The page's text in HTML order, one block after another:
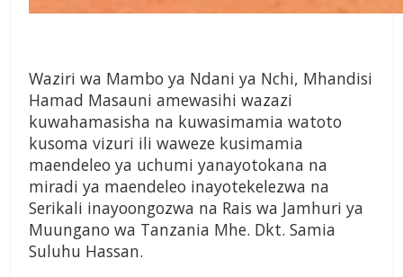
Waziri wa Mambo ya Ndani ya Nchi, Mhandisi
Hamad Masauni amewasihi wazazi
kuwahamasisha na kuwasimamia watoto
kusoma vizuri ili waweze kusimamia
maendeleo ya uchumi yanayotokana na
miradi ya maendeleo inayotekelezwa na
Serikali inayoongozwa na Rais wa Jamhuri ya
Muungano wa Tanzania Mhe. Dkt. Samia
Suluhu Hassan.